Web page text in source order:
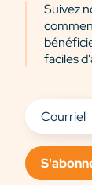
Suivez
faciles